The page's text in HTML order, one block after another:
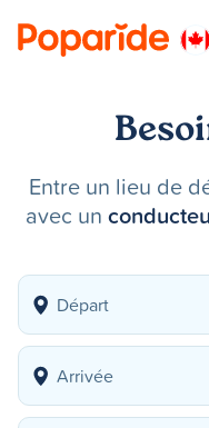
Entre un lieu de
avec un